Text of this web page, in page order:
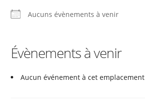
Aucuns évènements à venir
Évènements à venir
Aucun événement à cet emplacement